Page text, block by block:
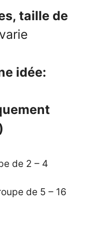
taille de
idée:
de 2 – 4
de 5 – 16